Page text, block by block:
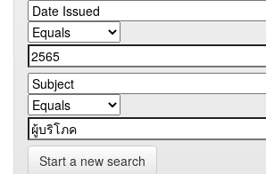
Start a new search